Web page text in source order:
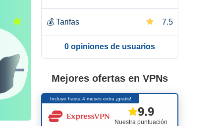
💰 Tarifas 7.5
0 opiniones de usuarios
Mejores ofertas en VPNs
Incluye hasta 4 meses extra ¡gratis!
Nuestra puntuación
9.9